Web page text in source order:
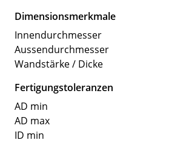
Dimensionsmerkmale
Innendurchmesser
Aussendurchmesser
Wandstärke / Dicke
Fertigungstoleranzen
AD min
AD max
ID min